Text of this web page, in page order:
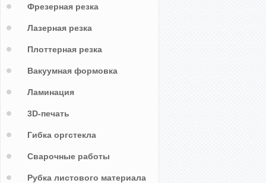
Фрезерная резка
Лазерная резка
Плоттерная резка
Вакуумная формовка
Ламинация
3D-печать
Гибка оргстекла
Сварочные работы
Рубка листового материала